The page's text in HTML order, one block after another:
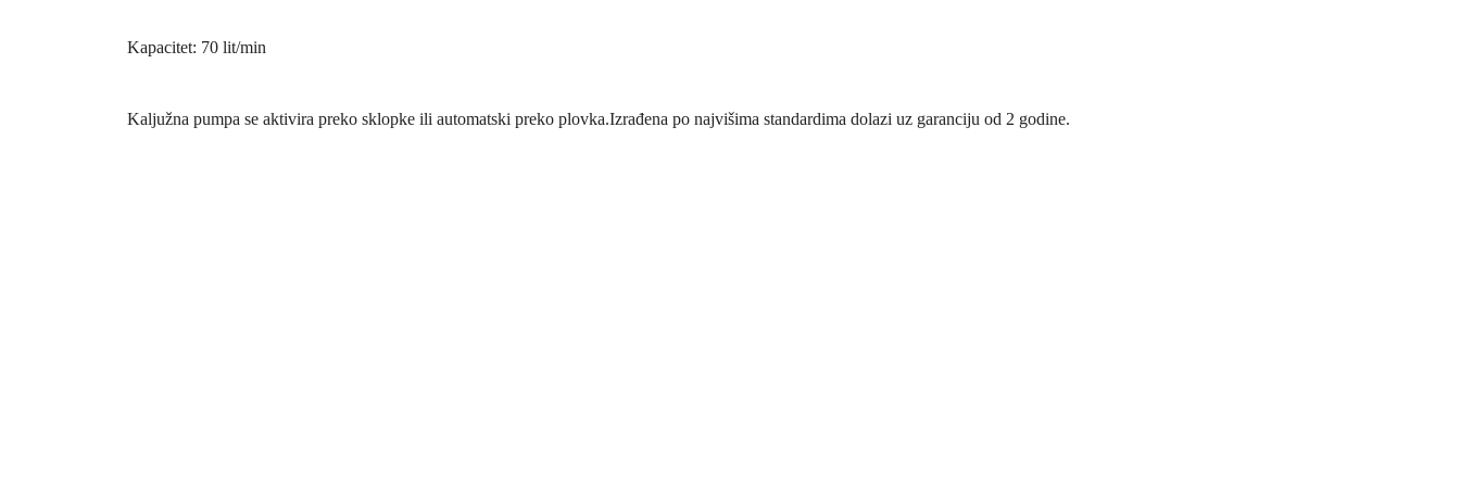
Kapacitet: 70 lit/min
Kaljužna pumpa se aktivira preko sklopke ili automatski preko plovka.Izrađena po najvišima standardima dolazi uz garanciju od 2 godine.